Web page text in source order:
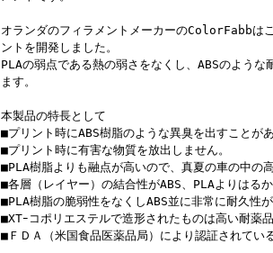
オランダのフィラメントメーカーのColorFabbは
ントを開発しました。
PLAの弱点である熱の弱さをなくし、ABSのよう
ます。
本製品の特長として
■プリント時にABS樹脂のような異臭を出すことがあ
■プリント時に有害な物質を放出しません。
■PLA樹脂よりも融点が高いので、真夏の車の中の
■各層（レイヤー）の結合性がABS、PLAよりはる
■PLA樹脂の脆弱性をなくしABS並に非常に耐久性
■XTｰコポリエステルで造形されたものは高い耐薬
■ＦＤＡ（米国食品医薬品局）により認証されてい